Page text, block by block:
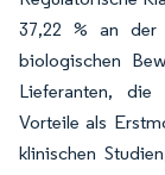
37,22 % an der
biologischen
Lieferanten, die
Vorteile als
klinischen